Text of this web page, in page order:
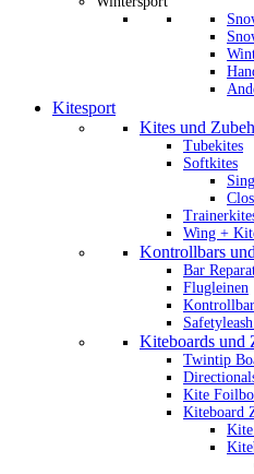
Kitesport
Kites und
Tubekites
Softkites
Wing +
Kontrollbars
Bar
Flugleinen
Kiteboards und
Twintip
Kite
Kiteboard
Kite